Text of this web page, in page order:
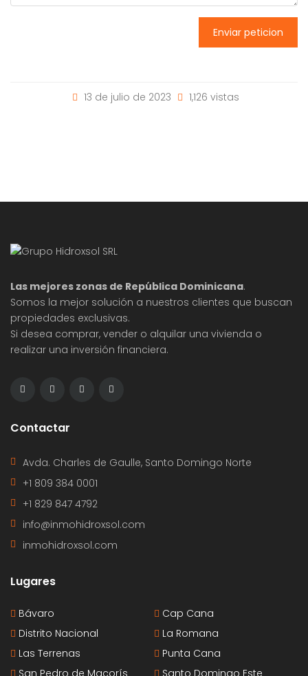
Enviar peticion
13 de julio de 2023 1,126 vistas
Las mejores zonas de República Dominicana.
Somos la mejor solución a nuestros clientes que buscan
propiedades exclusivas.
Si desea comprar, vender o alquilar una vivienda o
realizar una inversión financiera.
Contactar
Avda. Charles de Gaulle, Santo Domingo Norte
+1 809 384 0001
+1 829 847 4792
info@inmohidroxsol.com
inmohidroxsol.com
Lugares
Bávaro
Cap Cana
Distrito Nacional
La Romana
Las Terrenas
Punta Cana
San Pedro de Macorís
Santo Domingo Este